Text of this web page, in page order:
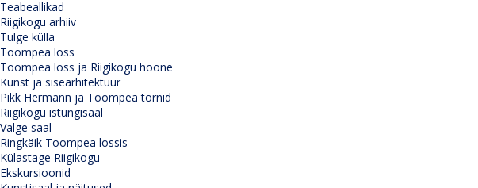
Teabeallikad
Riigikogu arhiiv
Tulge külla
Toompea loss
Toompea loss ja Riigikogu hoone
Kunst ja sisearhitektuur
Pikk Hermann ja Toompea tornid
Riigikogu istungisaal
Valge saal
Ringkäik Toompea lossis
Külastage Riigikogu
Ekskursioonid